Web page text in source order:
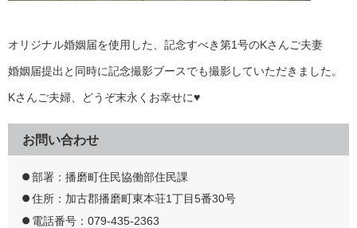
オリジナル婚姻届を使用した、記念すべき第1号のKさんご夫妻
婚姻届提出と同時に記念撮影ブースでも撮影していただきました。
Kさんご夫婦、どうぞ末永くお幸せに♥
お問い合わせ
部署：播磨町住民協働部住民課
住所：加古郡播磨町東本荘1丁目5番30号
電話番号：079-435-2363